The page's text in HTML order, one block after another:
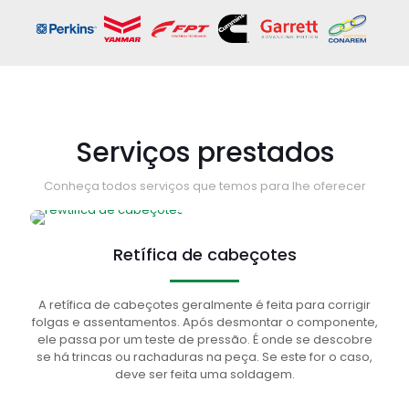
Serviços prestados
Conheça todos serviços que temos para lhe oferecer
Retífica de cabeçotes
A retífica de cabeçotes geralmente é feita para corrigir
folgas e assentamentos. Após desmontar o componente,
ele passa por um teste de pressão. É onde se descobre
se há trincas ou rachaduras na peça. Se este for o caso,
deve ser feita uma soldagem.